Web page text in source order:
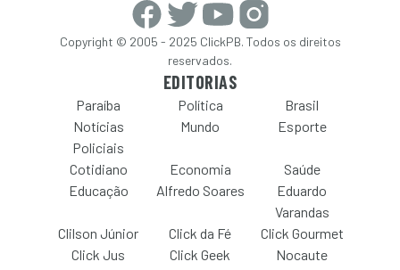
Copyright © 2005 - 2025 ClickPB. Todos os direitos
reservados.
EDITORIAS
Paraíba Política
Brasil
Notícias
Policiais
Mundo Esporte
Cotidiano Economia
Saúde
Educação
Alfredo Soares
Eduardo
Varandas
Clilson Júnior
Click da Fé
Click Gourmet
Click Jus
Click Geek Nocaute